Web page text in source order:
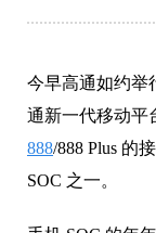
今早高通如约举
通新一代移动平
888/888 Plus 的
SOC 之一。